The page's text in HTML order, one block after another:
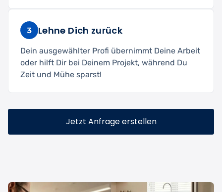
3 Lehne Dich zurück
Dein ausgewählter Profi übernimmt Deine Arbeit
oder hilft Dir bei Deinem Projekt, während Du
Zeit und Mühe sparst!
Jetzt Anfrage erstellen